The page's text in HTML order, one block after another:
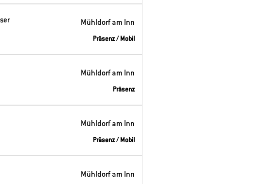
Mühldorf am Inn
Präsenz / Mobil
Mühldorf am Inn
Präsenz
Mühldorf am Inn
Präsenz / Mobil
Mühldorf am Inn